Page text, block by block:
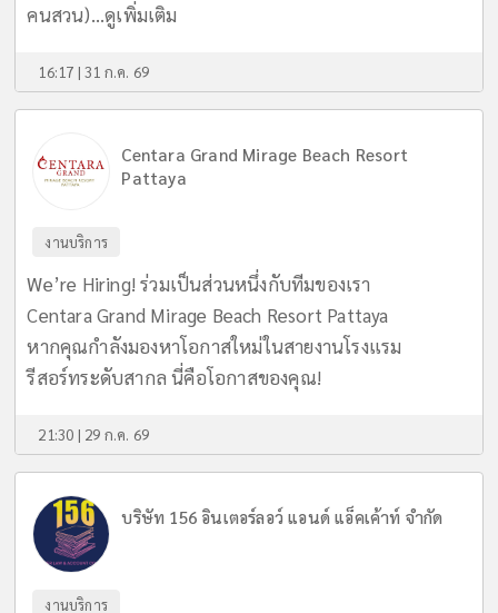
คนสวน)...ดูเพิ่มเติม
16:17 | 31 ก.ค. 69
Centara Grand Mirage Beach Resort
Pattaya
งานบริการ
We’re Hiring! ร่วมเป็นส่วนหนึ่งกับทีมของเรา
Centara Grand Mirage Beach Resort Pattaya
หากคุณกำลังมองหาโอกาสใหม่ในสายงานโรงแรม
รีสอร์ทระดับสากล นี่คือโอกาสของคุณ!
21:30 | 29 ก.ค. 69
บริษัท 156 อินเตอร์ลอว์ แอนด์ แอ็คเค้าท์ จำกัด
งานบริการ